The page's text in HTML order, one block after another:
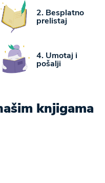
automobil, ali i
pravi junak.2. Besplatno
prelistaj
4. Umotaj i
pošalji
knjigama